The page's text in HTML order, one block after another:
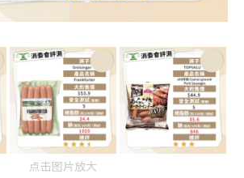
点击图片放大